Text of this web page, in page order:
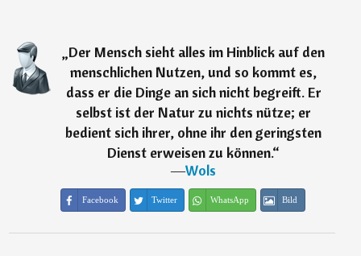
„Der Mensch sieht alles im Hinblick auf den
menschlichen Nutzen, und so kommt es,
dass er die Dinge an sich nicht begreift. Er
selbst ist der Natur zu nichts nütze; er
bedient sich ihrer, ohne ihr den geringsten
Dienst erweisen zu können.“
―Wols
Facebook Twitter WhatsApp Bild